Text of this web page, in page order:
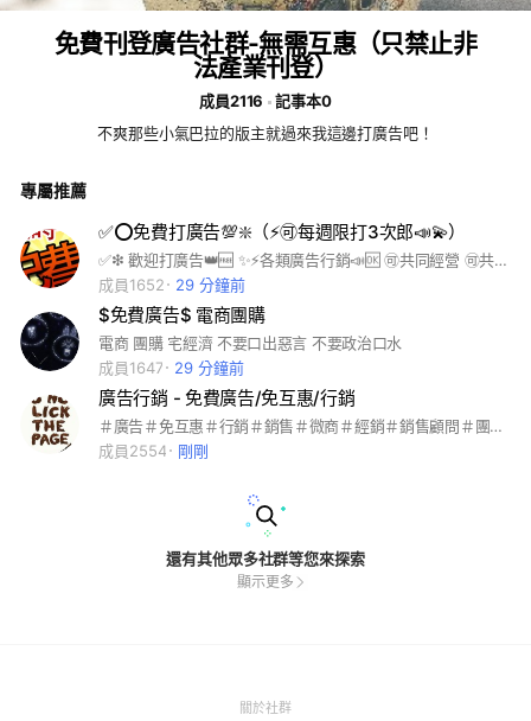
免費刊登廣告社群-無需互惠（只禁止非
法產業刊登）
成員2116
記事本0
不爽那些小氣巴拉的版主就過來我這邊打廣告吧！
專屬推薦
✅⭕️免費打廣告💯❇️️（⚡️🉑️每週限打3次郎📣💫）
✅❇ 歡迎打廣告👑🆓 ✨⚡各類廣告行銷📣🆗 🉑️共同經營 🉑️共同管理 🉑️共享管理權限 💗只要用心經營，廣告一定曝光❤️ 💯❇️㊗️😁🌟️⭐️💫️⭕️❇
成員1652
29 分鐘前
$免費廣告$ 電商團購
電商 團購 宅經濟 不要口出惡言 不要政治口水
成員1647
29 分鐘前
廣告行銷 - 免費廣告/免互惠/行銷
＃廣告＃免互惠＃行銷＃銷售＃微商＃經銷＃銷售顧問＃團購＃大媽＃510＃霖家＃ELLE＃購物＃7-11＃全家＃二手＃保險＃出租＃買賣＃房屋出租＃uber ear＃foodpanda＃mi amor
成員2554
剛剛
還有其他眾多社群等您來探索
顯示更多
關於社群(Open